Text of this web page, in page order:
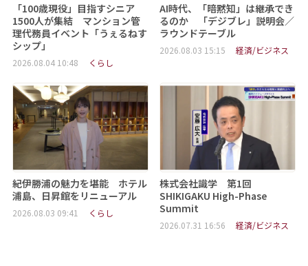
「100歳現役」目指すシニア
1500人が集結 マンション管
理代務員イベント「うぇるねす
シップ」
2026.08.04 10:48 くらし
AI時代、「暗黙知」は継承でき
るのか 「デジブレ」説明会／
ラウンドテーブル
2026.08.03 15:15 経済/ビジネス
紀伊勝浦の魅力を堪能 ホテル
浦島、日昇館をリニューアル
2026.08.03 09:41 くらし
株式会社識学 第1回
SHIKIGAKU High-Phase
Summit
2026.07.31 16:56 経済/ビジネス